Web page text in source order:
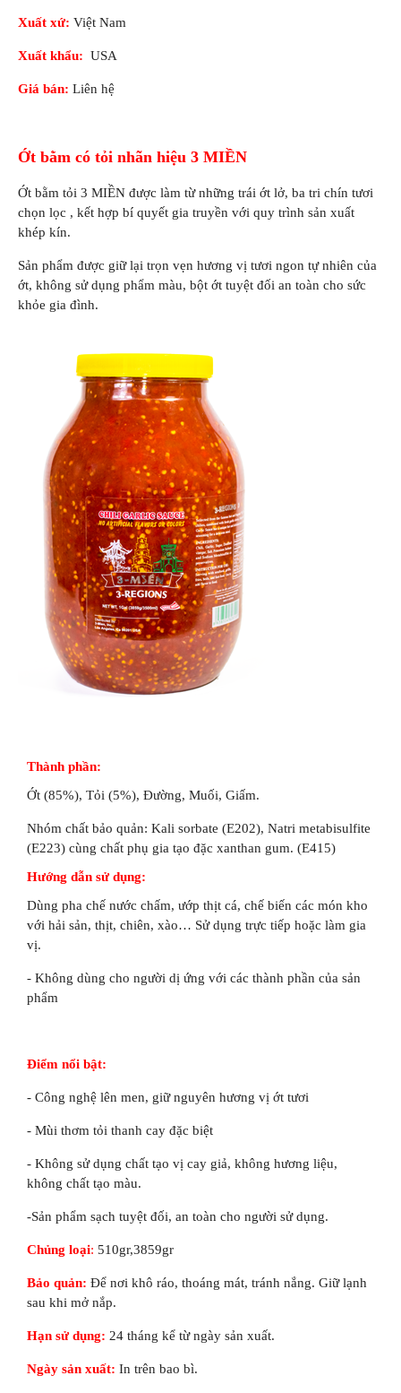
Xuất xứ: Việt Nam
Xuất khẩu: USA
Giá bán: Liên hệ
Ớt bằm có tỏi nhãn hiệu 3 MIỀN
Ớt bằm tỏi 3 MIỀN được làm từ những trái ớt lở, ba tri chín tươi
chọn lọc , kết hợp bí quyết gia truyền với quy trình sản xuất
khép kín.
Sản phẩm được giữ lại trọn vẹn hương vị tươi ngon tự nhiên của
ớt, không sử dụng phẩm màu, bột ớt tuyệt đối an toàn cho sức
khỏe gia đình.
Thành phần:
Ớt (85%), Tỏi (5%), Đường, Muối, Giấm.
Nhóm chất bảo quản: Kali sorbate (E202), Natri metabisulfite
(E223) cùng chất phụ gia tạo đặc xanthan gum. (E415)
Hướng dẫn sử dụng:
Dùng pha chế nước chấm, ướp thịt cá, chế biến các món kho
với hải sản, thịt, chiên, xào… Sử dụng trực tiếp hoặc làm gia
vị.
- Không dùng cho người dị ứng với các thành phần của sản
phẩm
Điểm nổi bật:
- Công nghệ lên men, giữ nguyên hương vị ớt tươi
- Mùi thơm tỏi thanh cay đặc biệt
- Không sử dụng chất tạo vị cay giả, không hương liệu,
không chất tạo màu.
-Sản phẩm sạch tuyệt đối, an toàn cho người sử dụng.
Chủng loại: 510gr,3859gr
Bảo quản: Để nơi khô ráo, thoáng mát, tránh nắng. Giữ lạnh
sau khi mở nắp.
Hạn sử dụng: 24 tháng kể từ ngày sản xuất.
Ngày sản xuất: In trên bao bì.